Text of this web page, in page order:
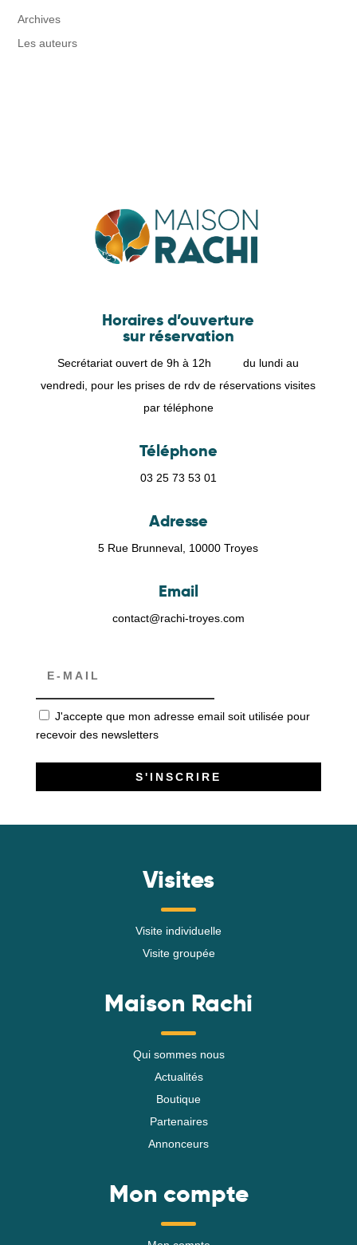
Archives
Les auteurs
Horaires d’ouverture
sur réservation
Secrétariat ouvert de 9h à 12h du lundi au
vendredi, pour les prises de rdv de réservations visites
par téléphone
Téléphone
03 25 73 53 01
Adresse
5 Rue Brunneval, 10000 Troyes
Email
contact@rachi-troyes.com
J'accepte que mon adresse email soit utilisée pour
recevoir des newsletters
Visites
Visite individuelle
Visite groupée
Maison Rachi
Qui sommes nous
Actualités
Boutique
Partenaires
Annonceurs
Mon compte